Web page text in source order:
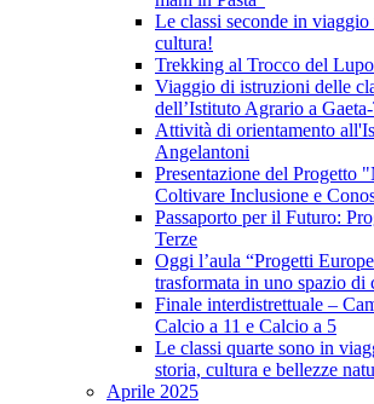
Le classi seconde in viaggio
cultura!
Trekking al Trocco del
Viaggio di istruzioni delle
dell’Istituto Agrario a
Attività di orientamento
Angelantoni
Presentazione del Progetto
Coltivare Inclusione e
Passaporto per il Futuro:
Terze
Oggi l’aula “Progetti
trasformata in uno spazio di
Finale interdistrettuale –
Calcio a 11 e Calcio a 5
Le classi quarte sono in
storia, cultura e bellezze
Aprile 2025